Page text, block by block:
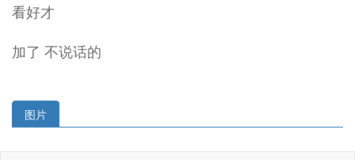
看好才
加了 不说话的
图片